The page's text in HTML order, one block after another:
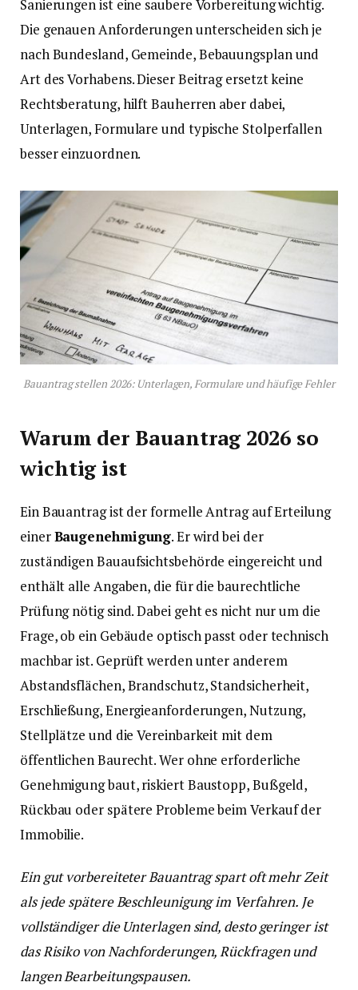
Sanierungen ist eine saubere Vorbereitung wichtig.
Die genauen Anforderungen unterscheiden sich je
nach Bundesland, Gemeinde, Bebauungsplan und
Art des Vorhabens. Dieser Beitrag ersetzt keine
Rechtsberatung, hilft Bauherren aber dabei,
Unterlagen, Formulare und typische Stolperfallen
besser einzuordnen.
Bauantrag stellen 2026: Unterlagen, Formulare und häufige Fehler
Warum der Bauantrag 2026 so
wichtig ist
Ein Bauantrag ist der formelle Antrag auf Erteilung
einerBaugenehmigung. Er wird bei der
zuständigen Bauaufsichtsbehörde eingereicht und
enthält alle Angaben, die für die baurechtliche
Prüfung nötig sind. Dabei geht es nicht nur um die
Frage, ob ein Gebäude optisch passt oder technisch
machbar ist. Geprüft werden unter anderem
Abstandsflächen, Brandschutz, Standsicherheit,
Erschließung, Energieanforderungen, Nutzung,
Stellplätze und die Vereinbarkeit mit dem
öffentlichen Baurecht. Wer ohne erforderliche
Genehmigung baut, riskiert Baustopp, Bußgeld,
Rückbau oder spätere Probleme beim Verkauf der
Immobilie.
Ein gut vorbereiteter Bauantrag spart oft mehr Zeit
als jede spätere Beschleunigung im Verfahren. Je
vollständiger die Unterlagen sind, desto geringer ist
das Risiko von Nachforderungen, Rückfragen und
langen Bearbeitungspausen.